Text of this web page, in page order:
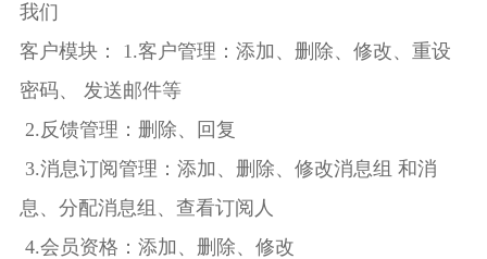
我们
客户模块： 1.客户管理：添加、删除、修改、重设
密码、 发送邮件等
2.反馈管理：删除、回复
3.消息订阅管理：添加、删除、修改消息组 和消
息、分配消息组、查看订阅人
4.会员资格：添加、删除、修改